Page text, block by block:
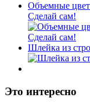
Объемные
Сделай сам!
Шлейка из
Это интересно